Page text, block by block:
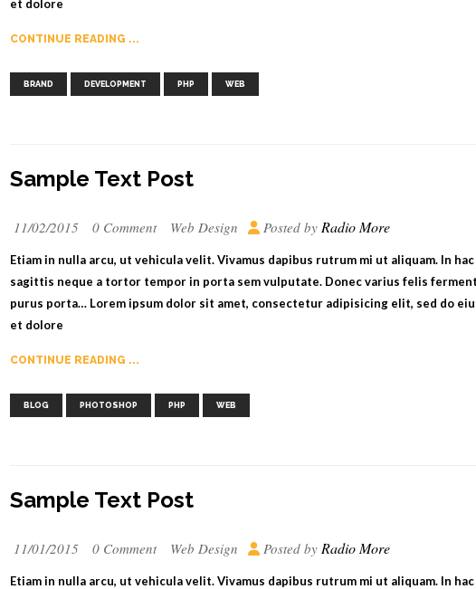
et dolore
CONTINUE READING ...
BRAND DEVELOPMENT PHP WEB
Sample Text Post
11/02/2015 0 Comment Web Design Posted by Radio More
Etiam in nulla arcu, ut vehicula velit. Vivamus dapibus rutrum mi ut aliquam. In
sagittis neque a tortor tempor in porta sem vulputate. Donec varius felis
purus porta… Lorem ipsum dolor sit amet, consectetur adipisicing elit, sed do
et dolore
CONTINUE READING ...
BLOG PHOTOSHOP PHP WEB
Sample Text Post
11/01/2015 0 Comment Web Design Posted by Radio More
Etiam in nulla arcu, ut vehicula velit. Vivamus dapibus rutrum mi ut aliquam. In